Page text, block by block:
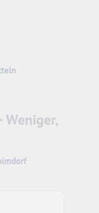
Weniger,